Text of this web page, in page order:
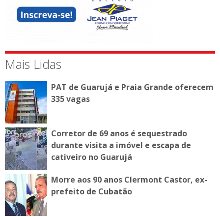
Mais Lidas
PAT de Guarujá e Praia Grande oferecem
335 vagas
Corretor de 69 anos é sequestrado
durante visita a imóvel e escapa de
cativeiro no Guarujá
Morre aos 90 anos Clermont Castor, ex-
prefeito de Cubatão